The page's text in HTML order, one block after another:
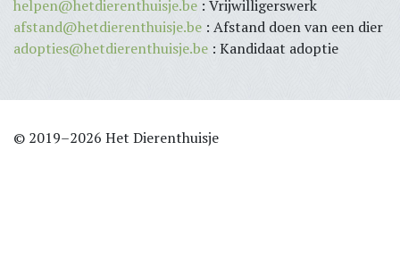
helpen@hetdierenthuisje.be : Vrijwilligerswerk
afstand@hetdierenthuisje.be : Afstand doen van een dier
adopties@hetdierenthuisje.be : Kandidaat adoptie
© 2019–2026 Het Dierenthuisje